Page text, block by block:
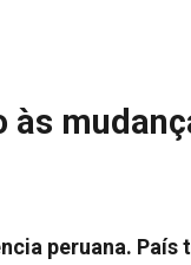
às
peruana. País